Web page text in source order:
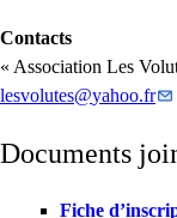
Contacts
« Association Les
lesvolutes@yahoo.fr
Documents
Fiche